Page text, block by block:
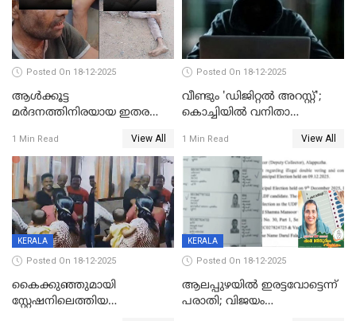
Posted On 18-12-2025
ആൾക്കൂട്ട
മർദനത്തിനിരയായ ഇതര
നടുക്കുന്ന സംഭവം
വാളയാറിൽ
1 Min Read View All
Posted On 18-12-2025
വീണ്ടും 'ഡിജിറ്റല്‍ അറസ്റ്റ്';
കൊച്ചിയില്‍ വനിതാ
കോടി രൂപ
1 Min Read View All
KERALA
Posted On 18-12-2025
കൈക്കുഞ്ഞുമായി
സ്റ്റേഷനിലെത്തിയ
KERALA
Posted On 18-12-2025
ആലപ്പുഴയിൽ ഇരട്ടവോട്ടെന്ന്
പരാതി; വിജയം